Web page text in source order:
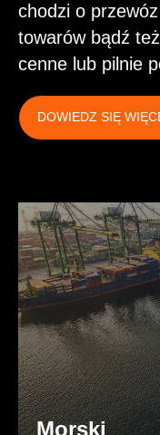
chodzi o
towarów bądź
cenne lub pilnie
DOWIEDZ SIĘ
Morski